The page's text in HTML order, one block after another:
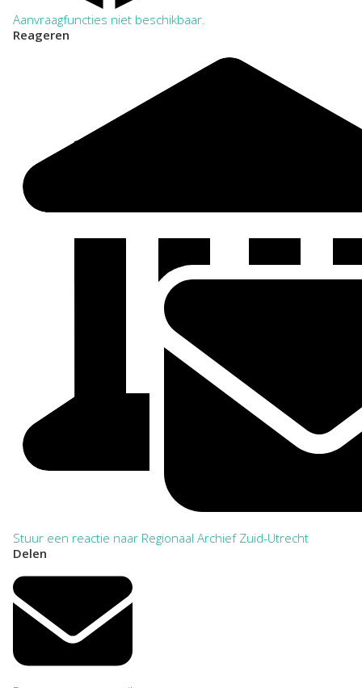
Aanvraagfuncties niet beschikbaar.
Reageren
Stuur een reactie naar Regionaal Archief Zuid-Utrecht
Delen